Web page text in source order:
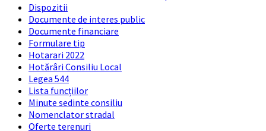
Dispozitii
Documente de interes public
Documente financiare
Formulare tip
Hotarari 2022
Hotărâri Consiliu Local
Legea 544
Lista funcțiilor
Minute sedinte consiliu
Nomenclator stradal
Oferte terenuri